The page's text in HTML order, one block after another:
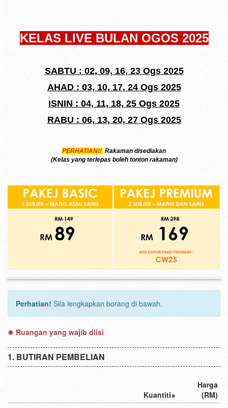
KELAS LIVE BULAN OGOS 2025
SABTU : 02, 09, 16, 23 Ogs 2025
AHAD : 03, 10, 17, 24 Ogs 2025
ISNIN : 04, 11, 18, 25 Ogs 2025
RABU : 06, 13, 20, 27 Ogs 2025
PERHATIAN!! Rakaman disediakan
(Kelas yang terlepas boleh tonton rakaman)
Perhatian! Sila lengkapkan borang di bawah.
Ruangan yang wajib diisi
BUTIRAN PEMBELIAN
Kuantiti
Harga
(RM)